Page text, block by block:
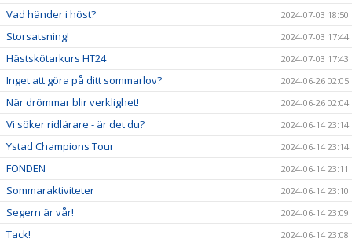
Vad händer i höst? 2024-07-03 18:50
Storsatsning! 2024-07-03 17:44
Hästskötarkurs HT24 2024-07-03 17:43
Inget att göra på ditt sommarlov? 2024-06-26 02:05
När drömmar blir verklighet! 2024-06-26 02:04
Vi söker ridlärare - är det du? 2024-06-14 23:14
Ystad Champions Tour 2024-06-14 23:14
FONDEN 2024-06-14 23:11
Sommaraktiviteter 2024-06-14 23:10
Segern är vår! 2024-06-14 23:09
Tack! 2024-06-14 23:08